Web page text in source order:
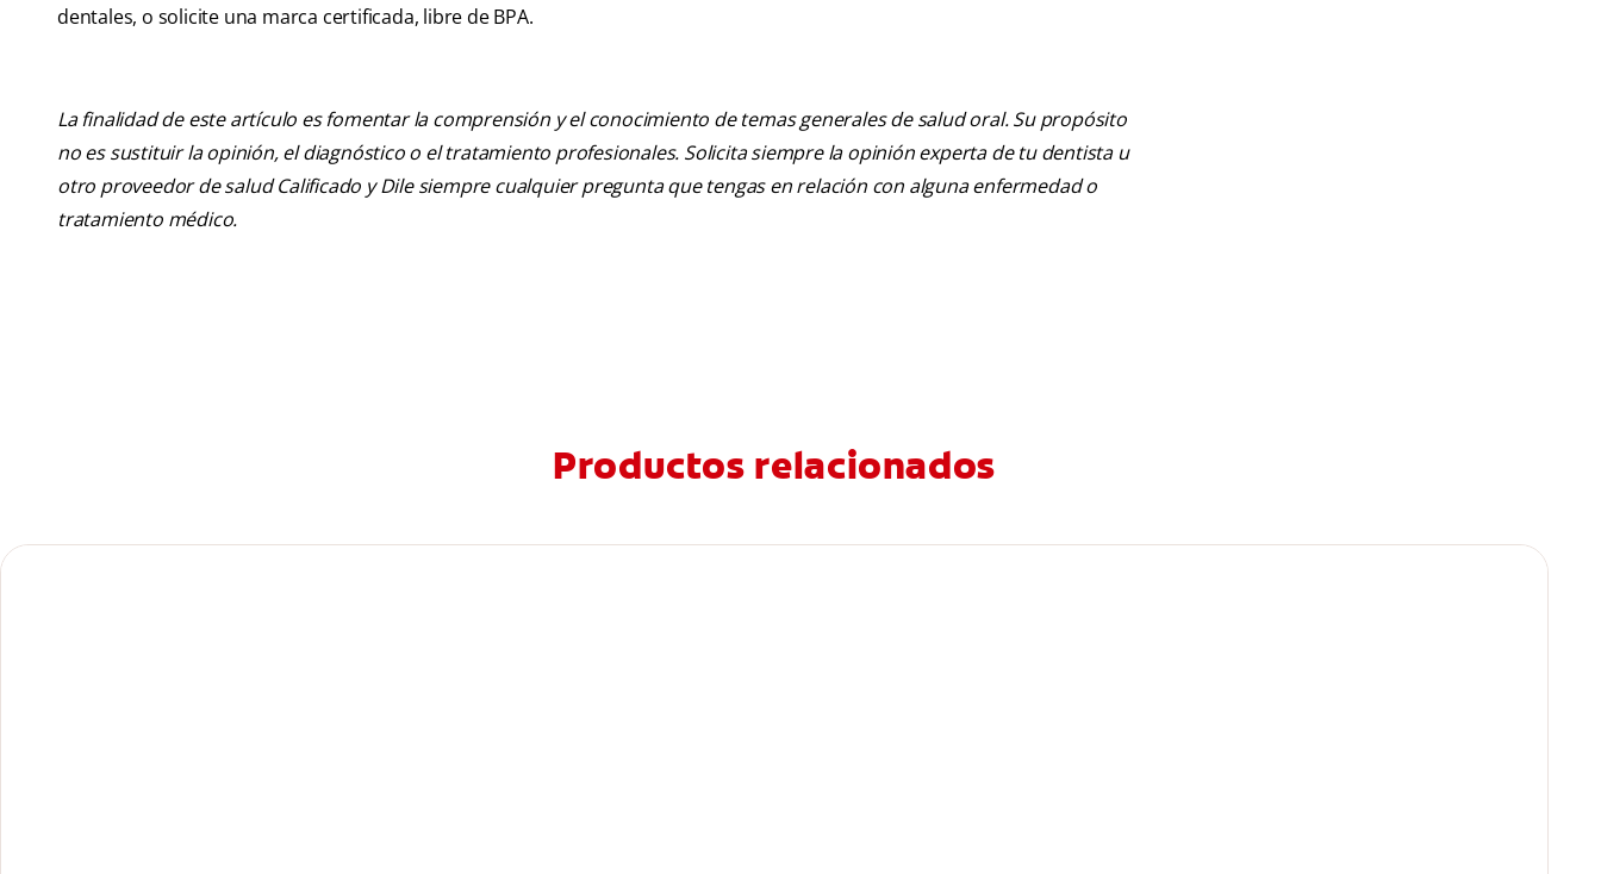
dentales, o solicite una marca certificada, libre de BPA.
La finalidad de este artículo es fomentar la comprensión y el conocimiento de temas generales de salud oral. Su propósito
no es sustituir la opinión, el diagnóstico o el tratamiento profesionales. Solicita siempre la opinión experta de tu dentista u
otro proveedor de salud Calificado y Dile siempre cualquier pregunta que tengas en relación con alguna enfermedad o
tratamiento médico.
Productos relacionados